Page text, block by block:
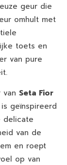
geur die
omhult met
toets en
van pure
van Seta Fior
is geïnspireerd
delicate
van de
en roept
op van